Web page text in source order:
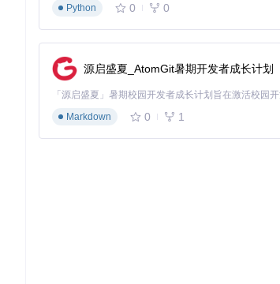
当你记不清某个复杂功能的快捷键时，
-- 配置命令面板
config.command_palette_bg_color =
Python
0 0
源启盛夏_AtomGit暑期开发者成长计划
Markdown
0 1